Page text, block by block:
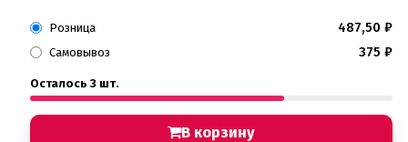
Розница 487,50 ₽
Самовывоз 375 ₽
Осталось 3 шт.
В корзину